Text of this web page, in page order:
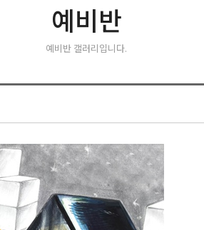
예비반
예비반 갤러리입니다.